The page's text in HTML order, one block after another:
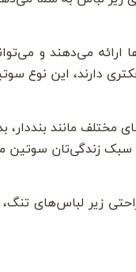
ارائه می‌دهند و
دارند، این نوع
مانند بنددار،
سبک زندگی‌تان سوتین
زیر لباس‌های